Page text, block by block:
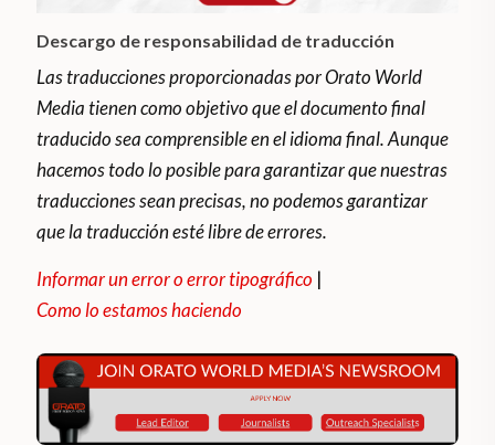
Descargo de responsabilidad de traducción
Las traducciones proporcionadas por Orato World
Media tienen como objetivo que el documento final
traducido sea comprensible en el idioma final. Aunque
hacemos todo lo posible para garantizar que nuestras
traducciones sean precisas, no podemos garantizar
que la traducción esté libre de errores.
Informar un error o error tipográfico |
Como lo estamos haciendo